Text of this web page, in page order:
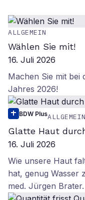
ALLGEMEIN
Wählen Sie mit!
16. Juli 2026
Machen Sie mit bei
Jahres 2026!
BDW PlusALLGEMEIN
Glatte Haut
16. Juli 2026
Wie unsere Haut
hat, genug Wasser
med. Jürgen Brater.